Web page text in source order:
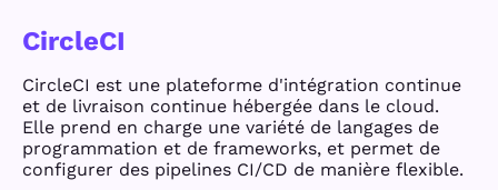
CircleCI
CircleCI est une plateforme d'intégration continue
et de livraison continue hébergée dans le cloud.
Elle prend en charge une variété de langages de
programmation et de frameworks, et permet de
configurer des pipelines CI/CD de manière flexible.